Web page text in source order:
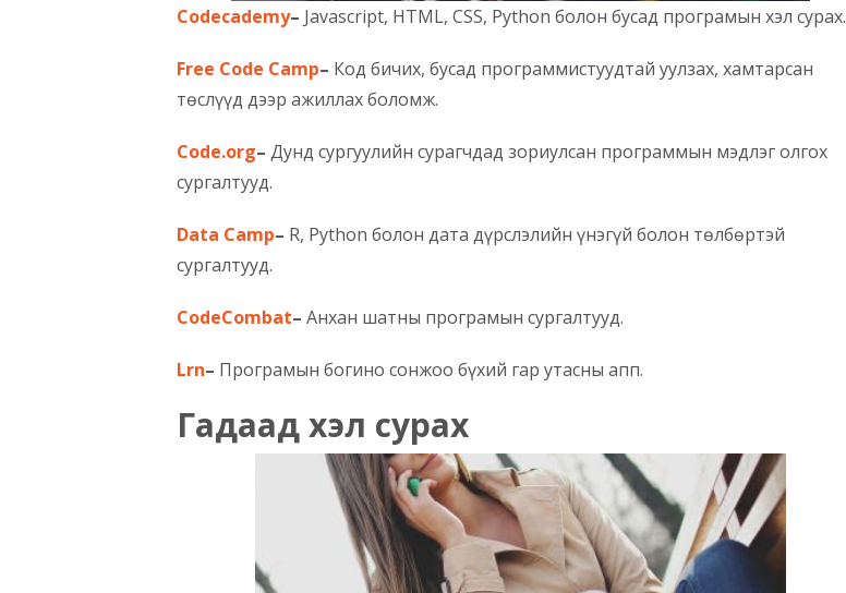
Codecademy– Javascript, HTML, CSS, Python болон бусад програмын хэл сурах.
Free Code Camp– Код бичих, бусад программистуудтай уулзах, хамтарсан
төслүүд дээр ажиллах боломж.
Code.org– Дунд сургуулийн сурагчдад зориулсан программын мэдлэг олгох
сургалтууд.
Data Camp– R, Python болон дата дүрслэлийн үнэгүй болон төлбөртэй
сургалтууд.
CodeCombat– Анхан шатны програмын сургалтууд.
Lrn– Програмын богино сонжоо бүхий гар утасны апп.
Гадаад хэл сурах